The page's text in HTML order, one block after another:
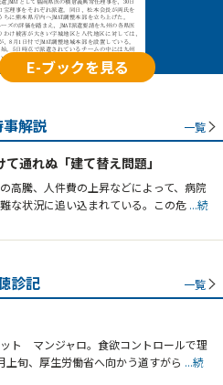
E-ブックを見る
事解説 一覧
通れぬ「建て替え問題」
高騰、人件費の上昇などによって、病院
な状況に追い込まれている。この危 ...続
診記 一覧
ト マンジャロ。食欲コントロールで理
上旬、厚生労働省へ向かう道すがら ...続